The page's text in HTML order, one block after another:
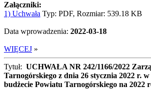
Załączniki:
1) Uchwała Typ: PDF, Rozmiar: 539.18 KB
Data wprowadzenia: 2022-03-18
WIĘCEJ »
Tytuł: UCHWAŁA NR 242/1166/2022
Tarnogórskiego z dnia 26 stycznia 2022 r.
budżecie Powiatu Tarnogórskiego na 2022